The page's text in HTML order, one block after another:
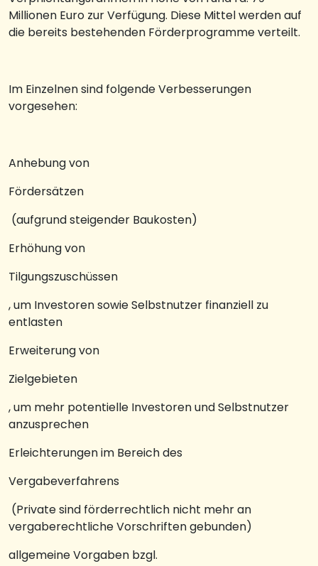
Millionen Euro zur Verfügung. Diese Mittel werden auf
die bereits bestehenden Förderprogramme verteilt.
Im Einzelnen sind folgende Verbesserungen
vorgesehen:
Anhebung von
Fördersätzen
(aufgrund steigender Baukosten)
Erhöhung von
Tilgungszuschüssen
, um Investoren sowie Selbstnutzer finanziell zu
entlasten
Erweiterung von
Zielgebieten
, um mehr potentielle Investoren und Selbstnutzer
anzusprechen
Erleichterungen im Bereich des
Vergabeverfahrens
(Private sind förderrechtlich nicht mehr an
vergaberechtliche Vorschriften gebunden)
allgemeine Vorgaben bzgl.